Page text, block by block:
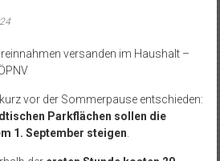
versanden im Haushalt –
vor der Sommerpause entschieden:
Parkflächen sollen die
1. September steigen